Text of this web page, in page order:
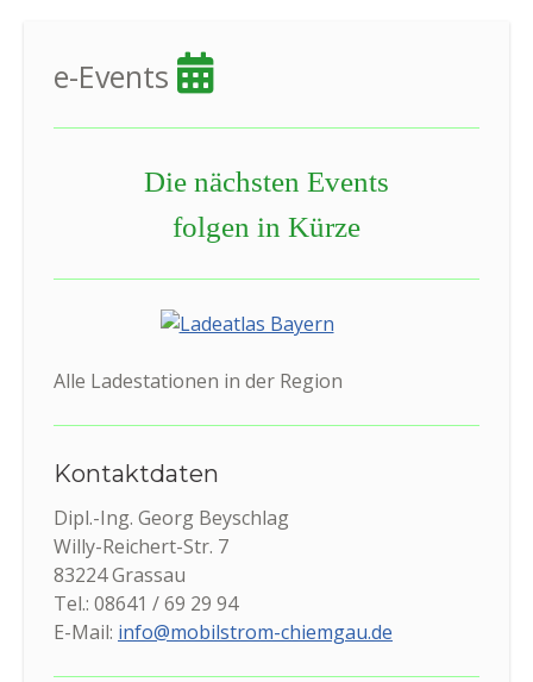
e-Events
Die nächsten Events
folgen in Kürze
Alle Ladestationen in der Region
Kontaktdaten
Dipl.-Ing. Georg Beyschlag
Willy-Reichert-Str. 7
83224 Grassau
Tel.: 08641 / 69 29 94
E-Mail: info@mobilstrom-chiemgau.de